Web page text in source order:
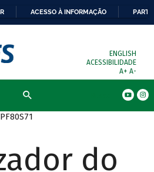
ACESSO À INFORMAÇÃO
ENGLISH
ACESSIBILIDADE
A+ A-
do